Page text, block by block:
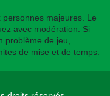
majeures. Le
avec modération. Si
problème de jeu,
de mise et de temps.